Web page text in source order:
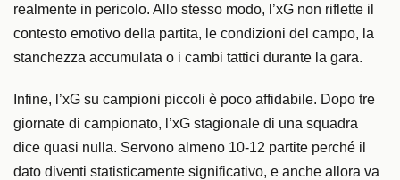
realmente in pericolo. Allo stesso modo, l’xG non riflette il
contesto emotivo della partita, le condizioni del campo, la
stanchezza accumulata o i cambi tattici durante la gara.
Infine, l’xG su campioni piccoli è poco affidabile. Dopo tre
giornate di campionato, l’xG stagionale di una squadra
dice quasi nulla. Servono almeno 10-12 partite perché il
dato diventi statisticamente significativo, e anche allora va